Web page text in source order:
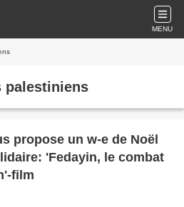
MENU
palestiniens
propose un w-e de Noël
'Fedayin, le combat
film